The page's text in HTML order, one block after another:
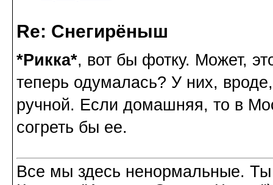
Re: Снегирёныш
*Рикка*, вот бы фотку. Может,
теперь одумалась? У них,
ручной. Если домашняя, то в
согреть бы ее.
Все мы здесь ненормальные.